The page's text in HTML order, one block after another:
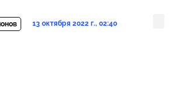
13 октября 2022 г., 02:40